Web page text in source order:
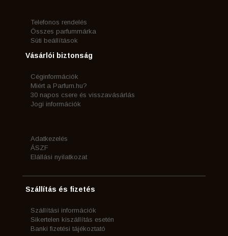
Telefonos rendelés
Összes parfummárka
Süti beállítások
Vásárlói biztonság
Céginformációk
Miért a Parfum.hu?
30 napos csere és visszavásárlás
Jogi információk
Adatkezelés
ÁSZF
Elállási nyilatkozat
Szállítás és fizetés
Szállítási információk
Sikertelen kiszállítás esetén
Banki fizetési tájékoztató